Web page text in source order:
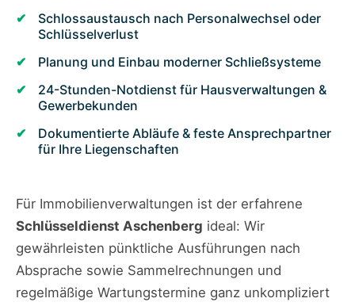
Schlossaustausch nach Personalwechsel oder
Schlüsselverlust
Planung und Einbau moderner Schließsysteme
24-Stunden-Notdienst für Hausverwaltungen &
Gewerbekunden
Dokumentierte Abläufe & feste Ansprechpartner
für Ihre Liegenschaften
Für Immobilienverwaltungen ist der erfahrene
Schlüsseldienst Aschenberg ideal: Wir
gewährleisten pünktliche Ausführungen nach
Absprache sowie Sammelrechnungen und
regelmäßige Wartungstermine ganz unkompliziert